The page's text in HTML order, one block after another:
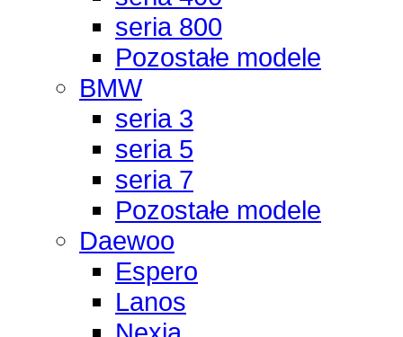
seria 800
Pozostałe modele
BMW
seria 3
seria 5
seria 7
Pozostałe modele
Daewoo
Espero
Lanos